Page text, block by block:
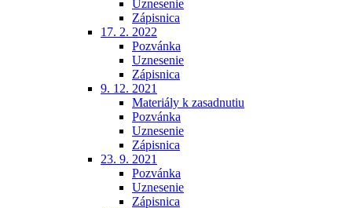
Uznesenie
Zápisnica
17. 2. 2022
Pozvánka
Uznesenie
Zápisnica
9. 12. 2021
Materiály k zasadnutiu
Pozvánka
Uznesenie
Zápisnica
23. 9. 2021
Pozvánka
Uznesenie
Zápisnica